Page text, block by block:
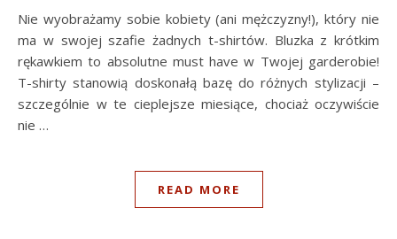
Nie wyobrażamy sobie kobiety (ani mężczyzny!), który nie
ma w swojej szafie żadnych t-shirtów. Bluzka z krótkim
rękawkiem to absolutne must have w Twojej garderobie!
T-shirty stanowią doskonałą bazę do różnych stylizacji –
szczególnie w te cieplejsze miesiące, chociaż oczywiście
nie …
READ MORE